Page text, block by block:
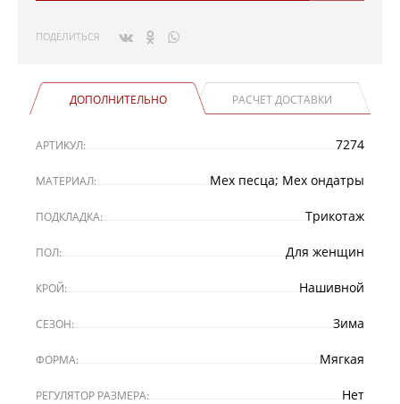
ПОДЕЛИТЬСЯ
ДОПОЛНИТЕЛЬНО РАСЧЕТ ДОСТАВКИ
АРТИКУЛ: 7274
МАТЕРИАЛ: Мех песца; Мех ондатры
ПОДКЛАДКА: Трикотаж
ПОЛ: Для женщин
КРОЙ: Нашивной
СЕЗОН: Зима
ФОРМА: Мягкая
РЕГУЛЯТОР РАЗМЕРА: Нет